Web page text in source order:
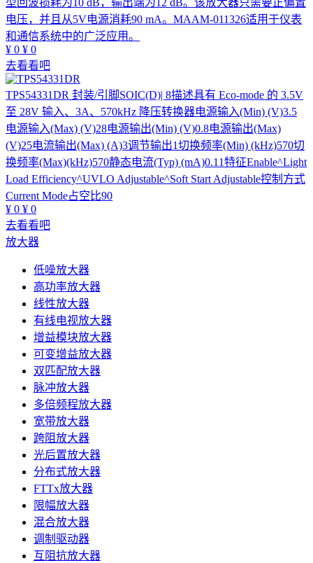
型回波损耗为10 dB，输出端为12 dB。该放大器只需要正偏置
电压，并且从5V电源消耗90 mA。MAAM-011326适用于仪表
和通信系统中的广泛应用。
¥ 0 ¥ 0
去看看吧
TPS54331DR 封装/引脚SOIC(D)| 8描述具有 Eco-mode 的 3.5V
至 28V 输入、3A、570kHz 降压转换器电源输入(Min) (V)3.5
电源输入(Max) (V)28电源输出(Min) (V)0.8电源输出(Max)
(V)25电流输出(Max) (A)3调节输出1切换频率(Min) (kHz)570切
换频率(Max)(kHz)570静态电流(Typ) (mA)0.11特征Enable^Light
Load Efficiency^UVLO Adjustable^Soft Start Adjustable控制方式
Current Mode占空比90
¥ 0 ¥ 0
去看看吧
放大器
低噪放大器
高功率放大器
线性放大器
有线电视放大器
增益模块放大器
可变增益放大器
双匹配放大器
脉冲放大器
多倍频程放大器
宽带放大器
跨阻放大器
光后置放大器
分布式放大器
FTTx放大器
限幅放大器
混合放大器
调制驱动器
互阻抗放大器